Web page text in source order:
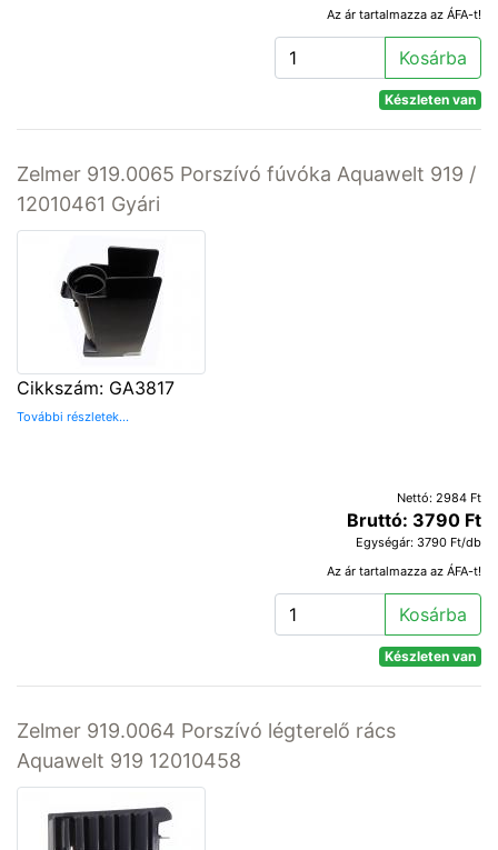
Az ár tartalmazza az ÁFA-t!
Kosárba
Készleten van
Zelmer 919.0065 Porszívó fúvóka Aquawelt 919 /
12010461 Gyári
Cikkszám: GA3817
További részletek...
Nettó: 2984 Ft
Bruttó: 3790 Ft
Egységár: 3790 Ft/db
Az ár tartalmazza az ÁFA-t!
Kosárba
Készleten van
Zelmer 919.0064 Porszívó légterelő rács
Aquawelt 919 12010458